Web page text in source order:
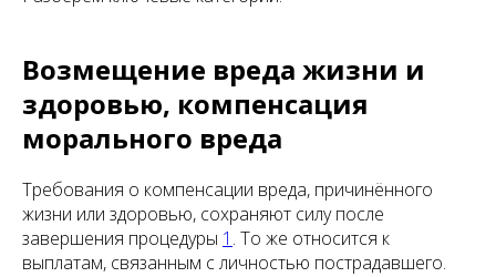
Возмещение вреда жизни и
здоровью, компенсация
морального вреда
Требования о компенсации вреда, причинённого
жизни или здоровью, сохраняют силу после
завершения процедуры 1 . То же относится к
выплатам, связанным с личностью пострадавшего.